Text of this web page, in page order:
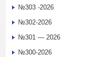
№303 -2026
№302-2026
№301 — 2026
№300-2026